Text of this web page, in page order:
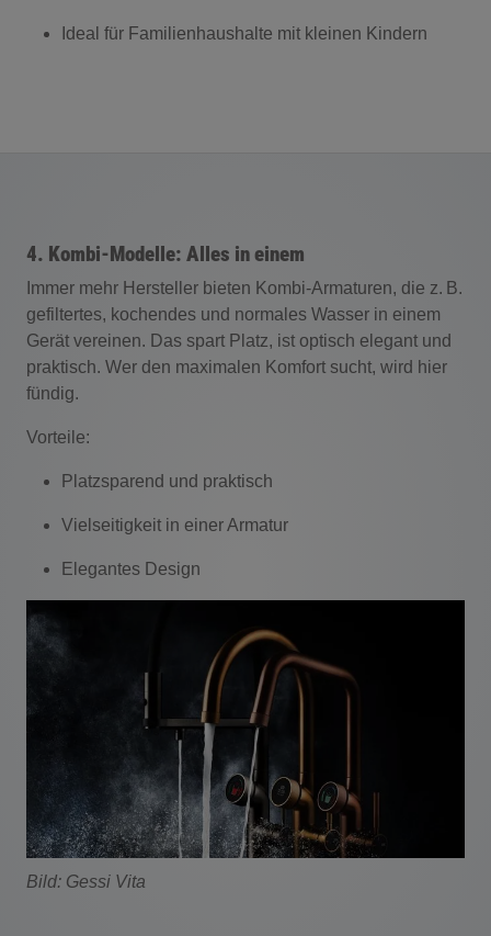
Ideal für Familienhaushalte mit kleinen Kindern
4. Kombi-Modelle: Alles in einem
Immer mehr Hersteller bieten Kombi-Armaturen, die z. B.
gefiltertes, kochendes und normales Wasser in einem
Gerät vereinen. Das spart Platz, ist optisch elegant und
praktisch. Wer den maximalen Komfort sucht, wird hier
fündig.
Vorteile:
Platzsparend und praktisch
Vielseitigkeit in einer Armatur
Elegantes Design
Bild: Gessi Vita